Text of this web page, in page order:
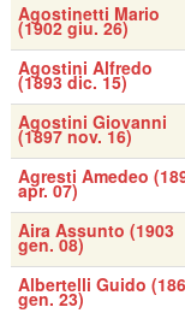
Agostinetti Mario
(1902 giu. 26)
Agostini Alfredo
(1893 dic. 15)
Agostini Giovanni
(1897 nov. 16)
Agresti Amedeo
apr. 07)
Aira Assunto (1903
gen. 08)
Albertelli Guido
gen. 23)